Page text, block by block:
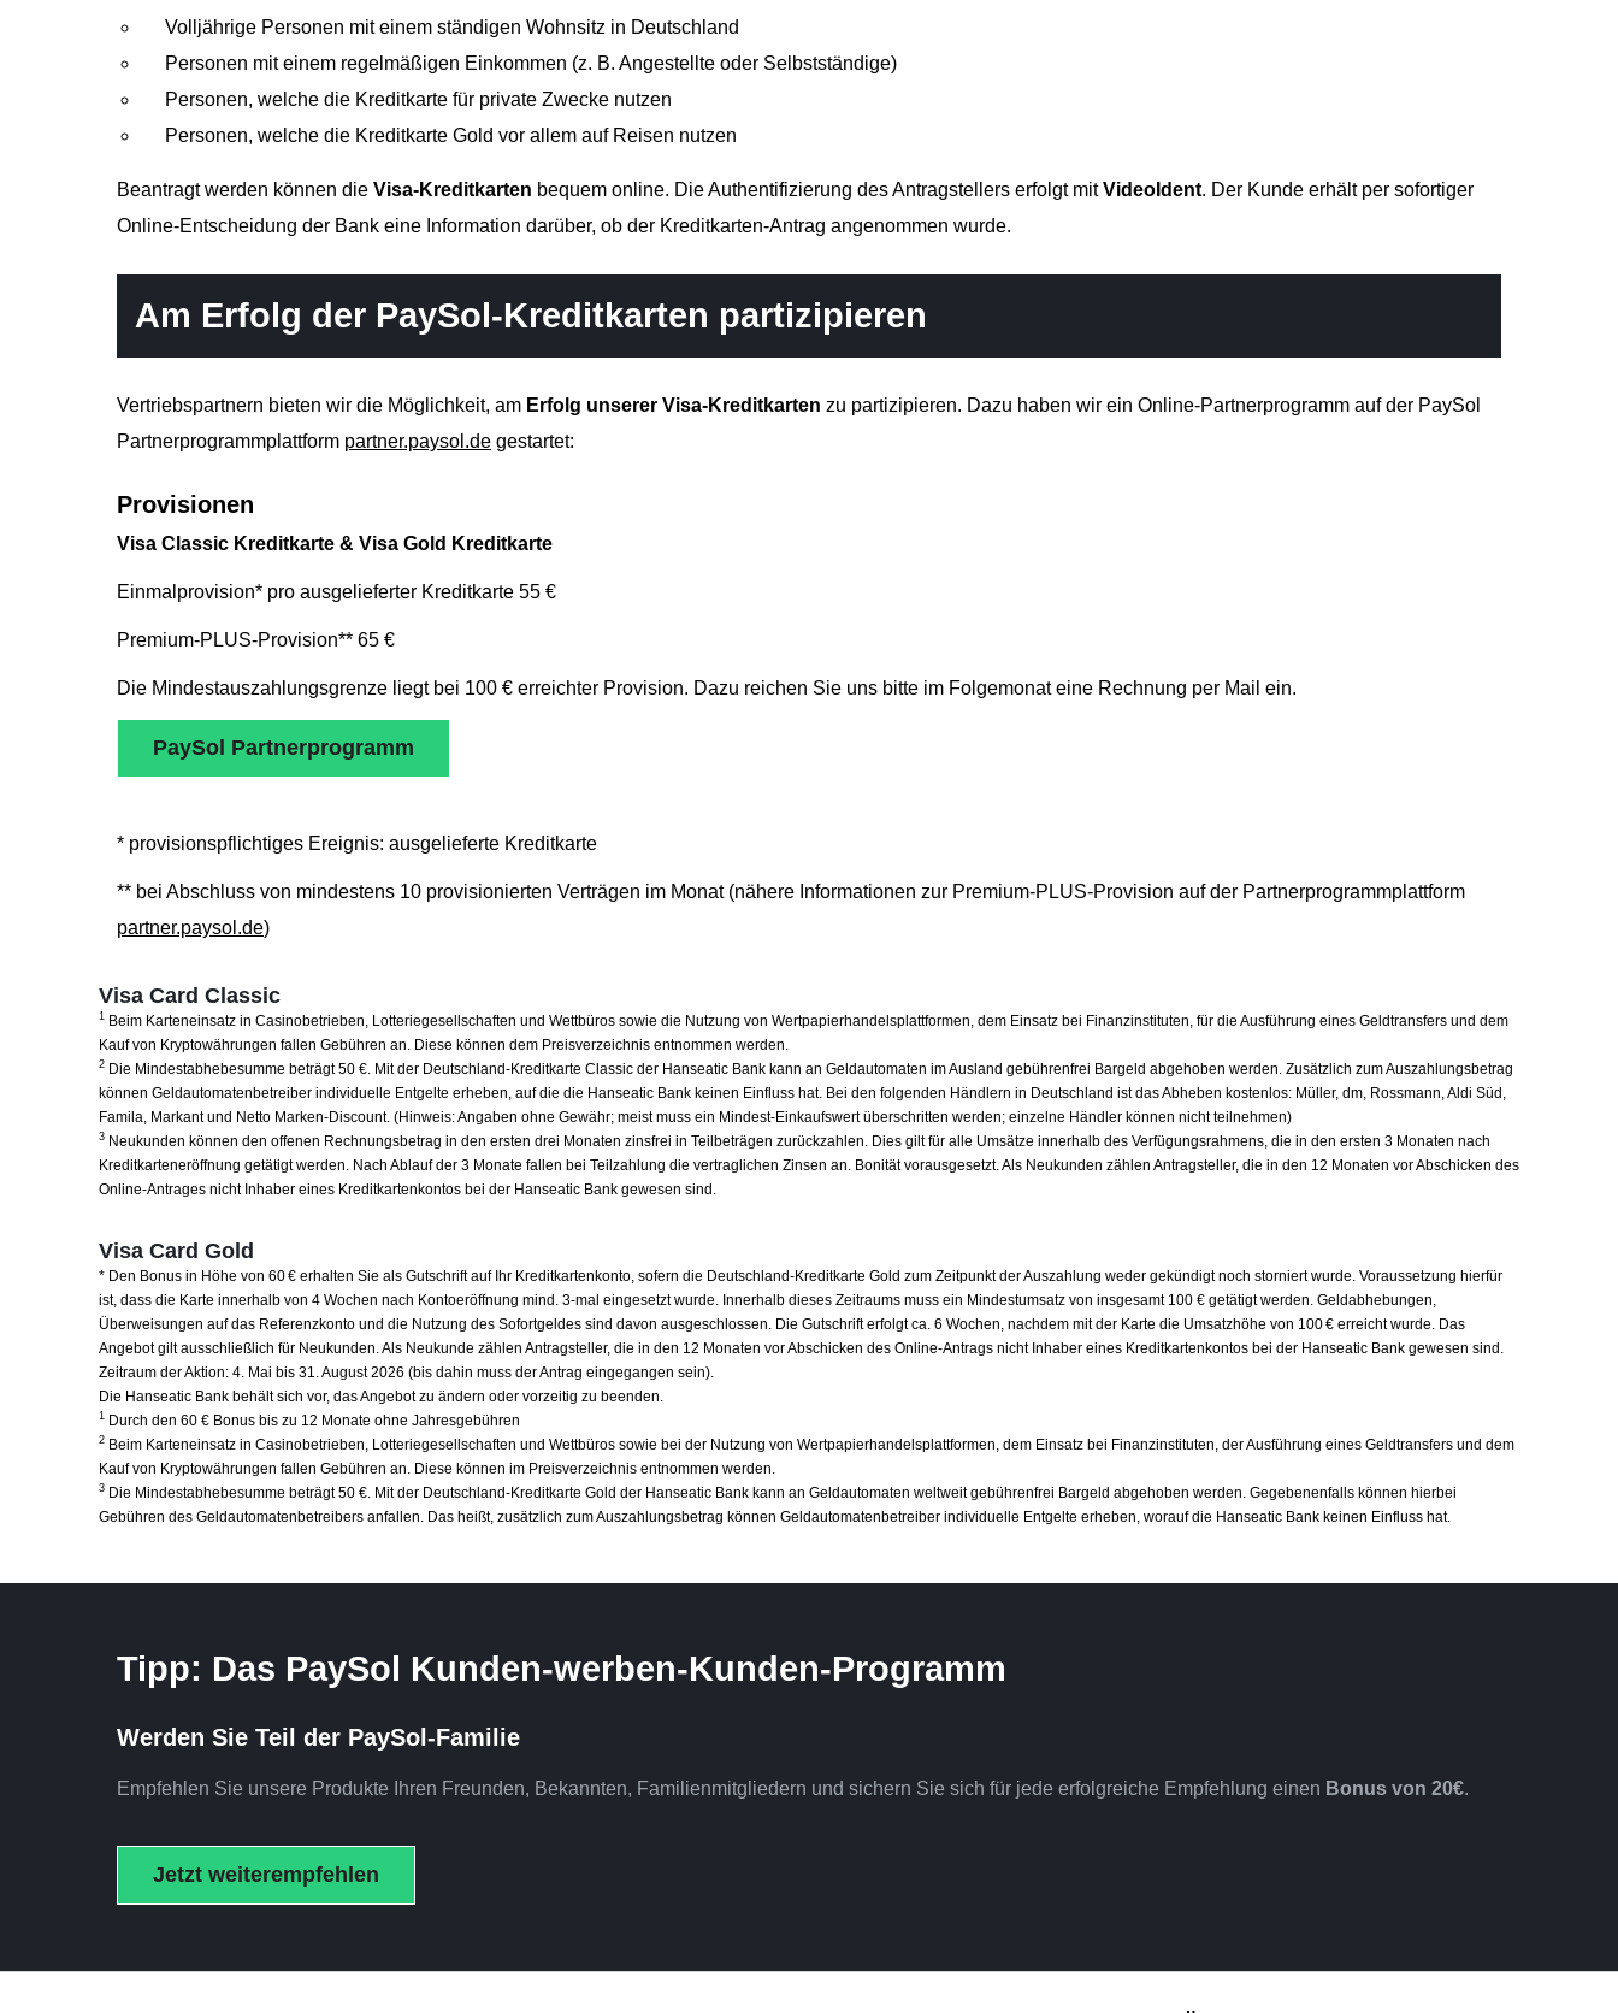
Volljährige Personen mit einem ständigen Wohnsitz in Deutschland
Personen mit einem regelmäßigen Einkommen (z. B. Angestellte oder Selbstständige)
Personen, welche die Kreditkarte für private Zwecke nutzen
Personen, welche die Kreditkarte Gold vor allem auf Reisen nutzen
Beantragt werden können die Visa-Kreditkarten bequem online. Die Authentifizierung des Antragstellers erfolgt mitVideoIdent. Der Kunde erhält per sofortiger
Online-Entscheidung der Bank eine Information darüber, ob der Kreditkarten-Antrag angenommen wurde.
Am Erfolg der PaySol-Kreditkarten partizipieren
Vertriebspartnern bieten wir die Möglichkeit, am Erfolg unserer Visa-Kreditkarten zu partizipieren. Dazu haben wir ein Online-Partnerprogramm auf der PaySol
Partnerprogrammplattform partner.paysol.de gestartet:
Provisionen
Visa Classic Kreditkarte & Visa Gold Kreditkarte
Einmalprovision* pro ausgelieferter Kreditkarte 55 €
Premium-PLUS-Provision** 65 €
Die Mindestauszahlungsgrenze liegt bei 100 € erreichter Provision. Dazu reichen Sie uns bitte im Folgemonat eine Rechnung per Mail ein.
PaySol Partnerprogramm
* provisionspflichtiges Ereignis: ausgelieferte Kreditkarte
** bei Abschluss von mindestens 10 provisionierten Verträgen im Monat (nähere Informationen zur Premium-PLUS-Provision auf der Partnerprogrammplattform
partner.paysol.de)
Visa Card Classic
1 Beim Karteneinsatz in Casinobetrieben, Lotteriegesellschaften und Wettbüros sowie die Nutzung von Wertpapierhandelsplattformen, dem Einsatz bei Finanzinstituten, für die Ausführung eines Geldtransfers und dem
Kauf von Kryptowährungen fallen Gebühren an. Diese können dem Preisverzeichnis entnommen werden.
2 Die Mindestabhebesumme beträgt 50 €. Mit der Deutschland-Kreditkarte Classic der Hanseatic Bank kann an Geldautomaten im Ausland gebührenfrei Bargeld abgehoben werden. Zusätzlich zum Auszahlungsbetrag
können Geldautomatenbetreiber individuelle Entgelte erheben, auf die die Hanseatic Bank keinen Einfluss hat. Bei den folgenden Händlern in Deutschland ist das Abheben kostenlos: Müller, dm, Rossmann, Aldi Süd,
Famila, Markant und Netto Marken-Discount. (Hinweis: Angaben ohne Gewähr; meist muss ein Mindest-Einkaufswert überschritten werden; einzelne Händler können nicht teilnehmen)
3 Neukunden können den offenen Rechnungsbetrag in den ersten drei Monaten zinsfrei in Teilbeträgen zurückzahlen. Dies gilt für alle Umsätze innerhalb des Verfügungsrahmens, die in den ersten 3 Monaten nach
Kreditkarteneröffnung getätigt werden. Nach Ablauf der 3 Monate fallen bei Teilzahlung die vertraglichen Zinsen an. Bonität vorausgesetzt. Als Neukunden zählen Antragsteller, die in den 12 Monaten vor Abschicken des
Online-Antrages nicht Inhaber eines Kreditkartenkontos bei der Hanseatic Bank gewesen sind.
Visa Card Gold
* Den Bonus in Höhe von 60 € erhalten Sie als Gutschrift auf Ihr Kreditkartenkonto, sofern die Deutschland-Kreditkarte Gold zum Zeitpunkt der Auszahlung weder gekündigt noch storniert wurde. Voraussetzung hierfür
ist, dass die Karte innerhalb von 4 Wochen nach Kontoeröffnung mind. 3-mal eingesetzt wurde. Innerhalb dieses Zeitraums muss ein Mindestumsatz von insgesamt 100 € getätigt werden. Geldabhebungen,
Überweisungen auf das Referenzkonto und die Nutzung des Sofortgeldes sind davon ausgeschlossen. Die Gutschrift erfolgt ca. 6 Wochen, nachdem mit der Karte die Umsatzhöhe von 100 € erreicht wurde. Das
Angebot gilt ausschließlich für Neukunden. Als Neukunde zählen Antragsteller, die in den 12 Monaten vor Abschicken des Online-Antrags nicht Inhaber eines Kreditkartenkontos bei der Hanseatic Bank gewesen sind.
Zeitraum der Aktion: 4. Mai bis 31. August 2026 (bis dahin muss der Antrag eingegangen sein).
Die Hanseatic Bank behält sich vor, das Angebot zu ändern oder vorzeitig zu beenden.
1 Durch den 60 € Bonus bis zu 12 Monate ohne Jahresgebühren
2 Beim Karteneinsatz in Casinobetrieben, Lotteriegesellschaften und Wettbüros sowie bei der Nutzung von Wertpapierhandelsplattformen, dem Einsatz bei Finanzinstituten, der Ausführung eines Geldtransfers und dem
Kauf von Kryptowährungen fallen Gebühren an. Diese können im Preisverzeichnis entnommen werden.
3 Die Mindestabhebesumme beträgt 50 €. Mit der Deutschland-Kreditkarte Gold der Hanseatic Bank kann an Geldautomaten weltweit gebührenfrei Bargeld abgehoben werden. Gegebenenfalls können hierbei
Gebühren des Geldautomatenbetreibers anfallen. Das heißt, zusätzlich zum Auszahlungsbetrag können Geldautomatenbetreiber individuelle Entgelte erheben, worauf die Hanseatic Bank keinen Einfluss hat.
Tipp: Das PaySol Kunden-werben-Kunden-Programm
Werden Sie Teil der PaySol-Familie
Empfehlen Sie unsere Produkte Ihren Freunden, Bekannten, Familienmitgliedern und sichern Sie sich für jede erfolgreiche Empfehlung einen Bonus von 20€.
Jetzt weiterempfehlen